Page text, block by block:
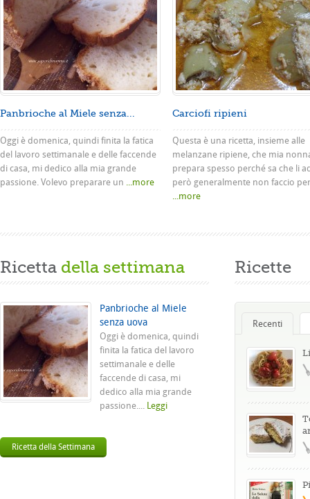
Panbrioche al Miele senza...
Oggi è domenica, quindi finita la fatica
del lavoro settimanale e delle faccende
di casa, mi dedico alla mia grande
passione. Volevo preparare un ...more
Carciofi ripieni
Questa è una ricetta, insieme alle
melanzane ripiene, che mia
prepara spesso perché sa che li
però generalmente non faccio
...more
Ricetta della settimana
Panbrioche al Miele
senza uova
Oggi è domenica, quindi
finita la fatica del lavoro
settimanale e delle
faccende di casa, mi
dedico alla mia grande
passione.... Leggi
Ricetta della Settimana
Ricette
Recenti